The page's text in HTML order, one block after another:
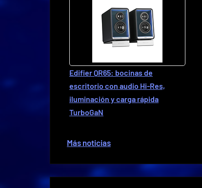
Edifier QR65: bocinas de
escritorio con audio Hi-Res,
iluminación y carga rápida
TurboGaN
Más noticias